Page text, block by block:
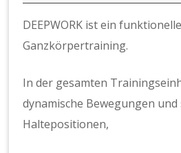
DEEPWORK ist ein
Ganzkörpertraining.
In der gesamten
dynamische Bewegungen und
Haltepositionen,